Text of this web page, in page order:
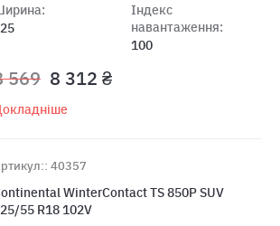
Індекс
навантаження:
100
569 8 312 ₴
40357
WinterContact TS 850P SUV
55 R18 102V